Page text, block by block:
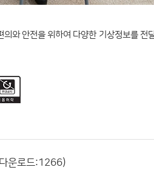
와 안전을 위하여 다양한 기상정보를 전
운로드:1266)